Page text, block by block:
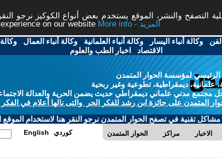
التصفح والنشر، الموقع يستخدم بعض أنواع الكوكيز نرجو
on our website
More info - المزيد
-وكالة أنباء اليسار -وكالة أنباء العلمانية -وكالة أنباء العمال -
الاقتصاد - اخبار الطب والعلوم
الرئيسي لمؤسسة الحوار المتمدن
علمانية، ديمقراطية، تطوعية وغير ربحية
مجتمع مدني علماني ديمقراطي حديث يضمن الحرية والعدالة
المتمدن على جائزة ابن رشد للفكر الحر والتى نالها أعلام في الفكر
مشاكل تقنية في تصفح الحوار المتمدن نرجو النقر هنا لاستخدام الموقع
الحوار المتمدن مراكز الاخبار English كوردي